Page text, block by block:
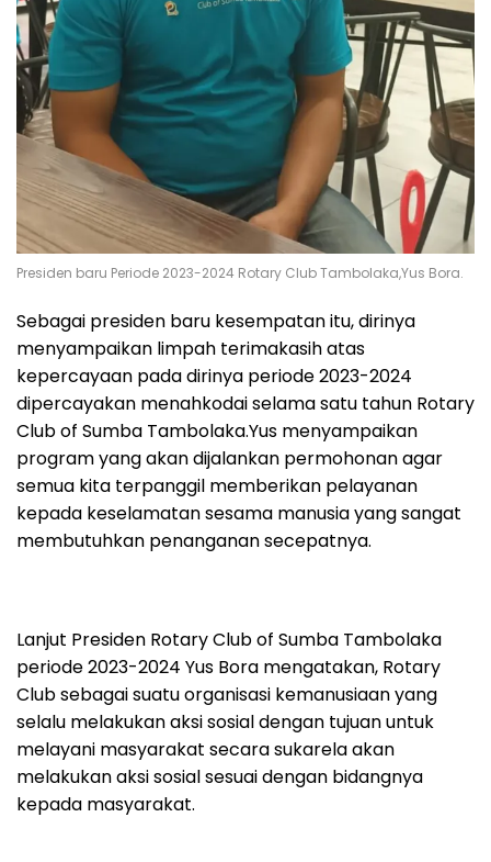
Presiden baru Periode 2023-2024 Rotary Club Tambolaka,Yus Bora.
Sebagai presiden baru kesempatan itu, dirinya
menyampaikan limpah terimakasih atas
kepercayaan pada dirinya periode 2023-2024
dipercayakan menahkodai selama satu tahun Rotary
Club of Sumba Tambolaka.Yus menyampaikan
program yang akan dijalankan permohonan agar
semua kita terpanggil memberikan pelayanan
kepada keselamatan sesama manusia yang sangat
membutuhkan penanganan secepatnya.
Lanjut Presiden Rotary Club of Sumba Tambolaka
periode 2023-2024 Yus Bora mengatakan, Rotary
Club sebagai suatu organisasi kemanusiaan yang
selalu melakukan aksi sosial dengan tujuan untuk
melayani masyarakat secara sukarela akan
melakukan aksi sosial sesuai dengan bidangnya
kepada masyarakat.